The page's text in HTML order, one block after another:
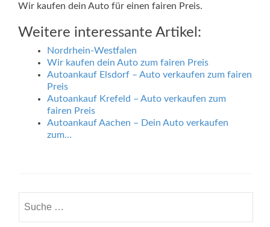
Wir kaufen dein Auto für einen fairen Preis.
Weitere interessante Artikel:
Nordrhein-Westfalen
Wir kaufen dein Auto zum fairen Preis
Autoankauf Elsdorf – Auto verkaufen zum fairen
Preis
Autoankauf Krefeld – Auto verkaufen zum
fairen Preis
Autoankauf Aachen – Dein Auto verkaufen
zum…